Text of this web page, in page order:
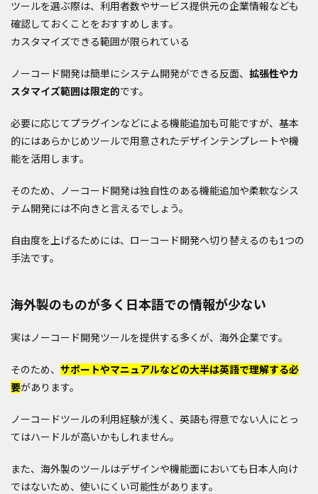
ツールを選ぶ際は、利用者数やサービス提供元の企業情報なども
確認しておくことをおすすめします。
カスタマイズできる範囲が限られている
ノーコード開発は簡単にシステム開発ができる反面、 拡張性やカ
スタマイズ範囲は限定的です。
必要に応じてプラグインなどによる機能追加も可能ですが、基本
的にはあらかじめツールで用意されたデザインテンプレートや機
能を活用します。
そのため、ノーコード開発は独自性のある機能追加や柔軟なシス
テム開発には不向きと言えるでしょう。
自由度を上げるためには、ローコード開発へ切り替えるのも1つの
手法です。
海外製のものが多く日本語での情報が少ない
実はノーコード開発ツールを提供する多くが、海外企業です。
そのため、 サポートやマニュアルなどの大半は英語で理解する必
要があります。
ノーコードツールの利用経験が浅く、英語も得意でない人にとっ
てはハードルが高いかもしれません。
また、海外製のツールはデザインや機能面においても日本人向け
ではないため、使いにくい可能性があります。